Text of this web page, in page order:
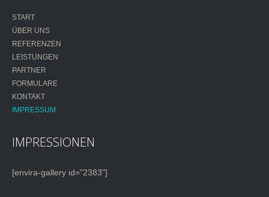
START
ÜBER UNS
REFERENZEN
LEISTUNGEN
PARTNER
FORMULARE
KONTAKT
IMPRESSUM
IMPRESSIONEN
[envira-gallery id="2383"]